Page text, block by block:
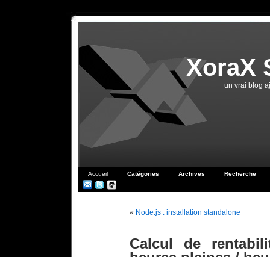
XoraX
un vrai blog
Accueil Catégories Archives Recherche
« Node.js : installation standalone
Calcul de